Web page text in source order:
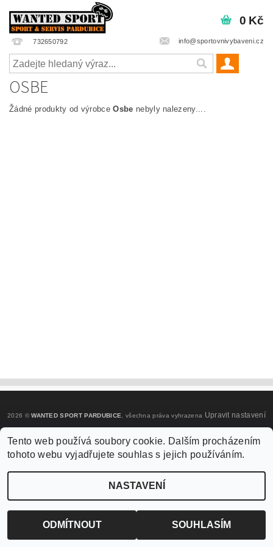
732650792 info@sportovnivybaveni.cz
0 Kč
OSBE
Žádné produkty od výrobceOsbe nebyly nalezeny....
2026 ©WANTED SPORT PARDUBICE , všechna práva vyhrazena Upravit nastavení
cookies
Vytvořil Shoptet
Tento web používá soubory cookie. Dalším procházením
tohoto webu vyjadřujete souhlas s jejich používáním.
NASTAVENÍ
ODMÍTNOUT SOUHLASÍM